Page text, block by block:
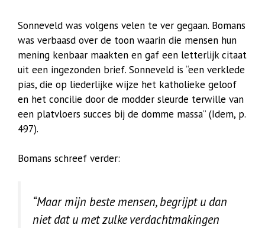
Sonneveld was volgens velen te ver gegaan. Bomans
was verbaasd over de toon waarin die mensen hun
mening kenbaar maakten en gaf een letterlijk citaat
uit een ingezonden brief. Sonneveld is “een verklede
pias, die op liederlijke wijze het katholieke geloof
en het concilie door de modder sleurde terwille van
een platvloers succes bij de domme massa” (Idem, p.
497).
Bomans schreef verder:
“Maar mijn beste mensen, begrijpt u dan
niet dat u met zulke verdachtmakingen